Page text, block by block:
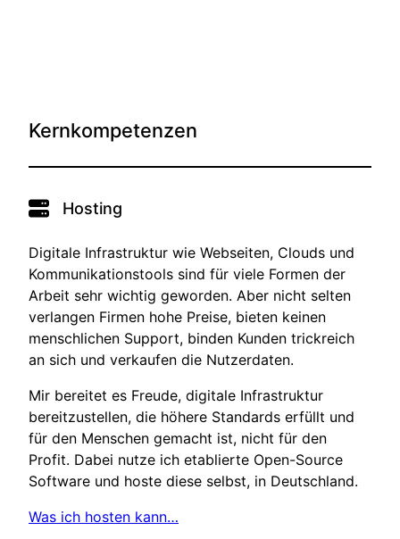
Kernkompetenzen
Hosting
Digitale Infrastruktur wie Webseiten, Clouds und
Kommunikationstools sind für viele Formen der
Arbeit sehr wichtig geworden. Aber nicht selten
verlangen Firmen hohe Preise, bieten keinen
menschlichen Support, binden Kunden trickreich
an sich und verkaufen die Nutzerdaten.
Mir bereitet es Freude, digitale Infrastruktur
bereitzustellen, die höhere Standards erfüllt und
für den Menschen gemacht ist, nicht für den
Profit. Dabei nutze ich etablierte Open-Source
Software und hoste diese selbst, in Deutschland.
Was ich hosten kann…